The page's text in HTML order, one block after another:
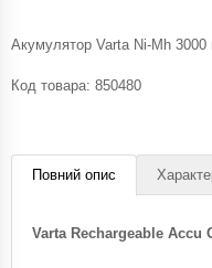
Акумулятор Varta Ni-Mh 3000
Код товара: 850480
Повний опис
Varta Rechargeable Accu